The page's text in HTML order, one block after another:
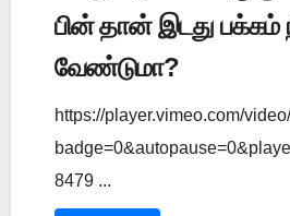
பின் தான் இடது பக்கம்
வேண்டுமா?
https://player.vimeo.com/
8479 ...